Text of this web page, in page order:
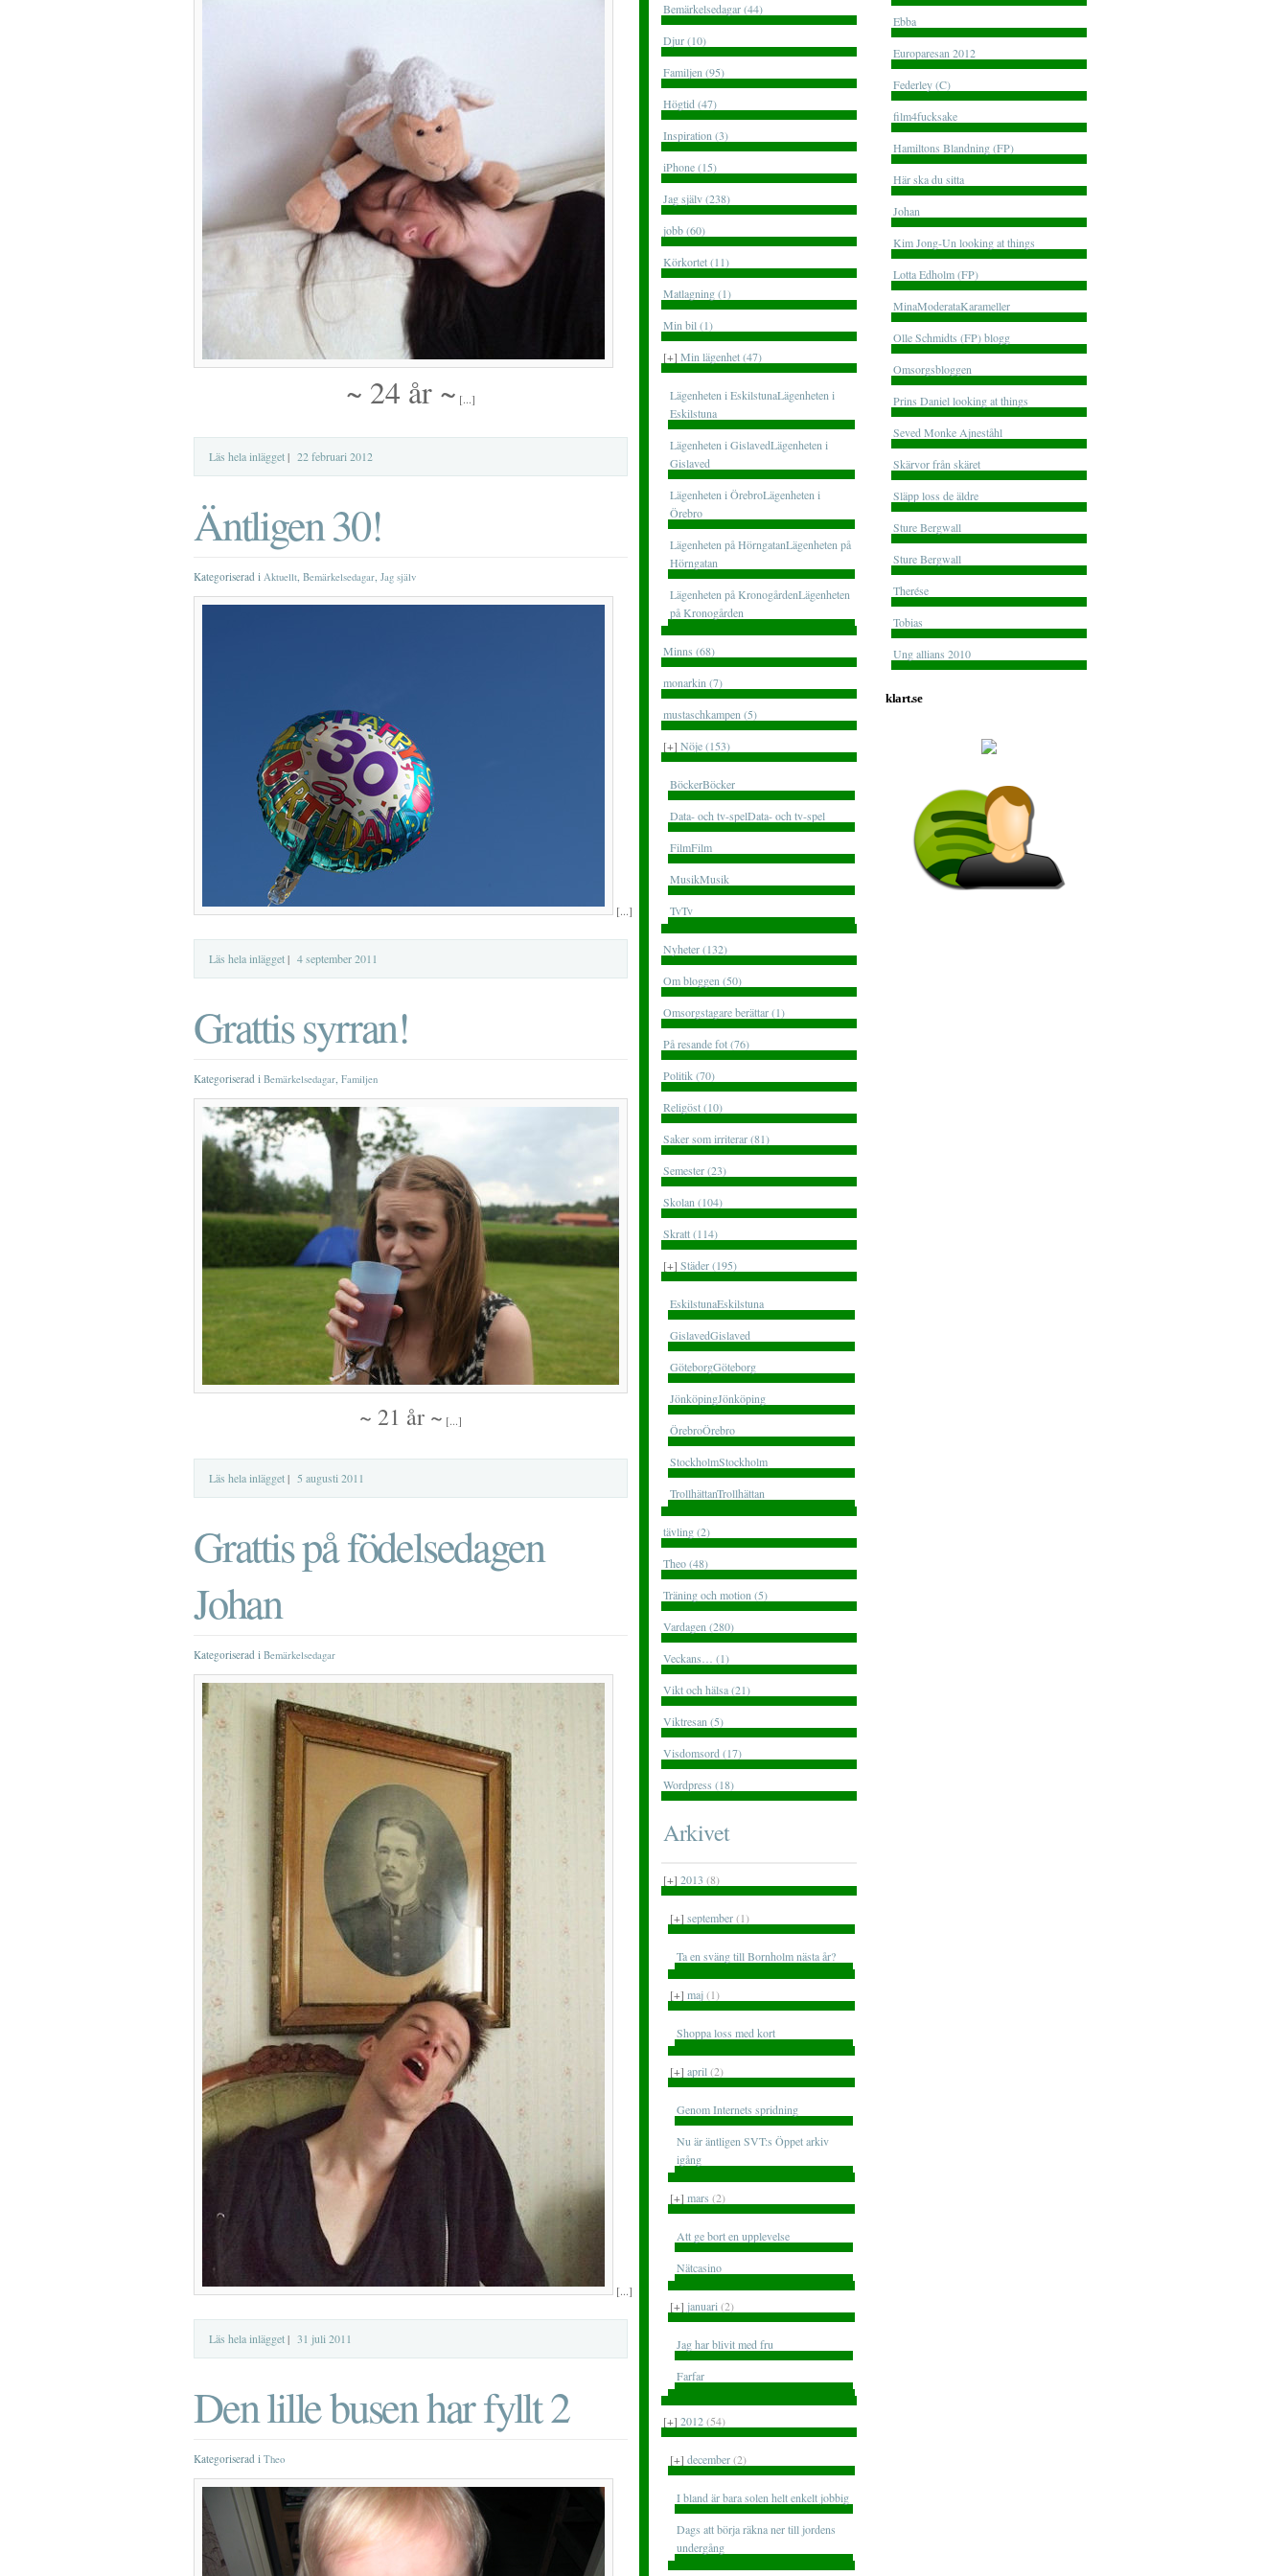
~ 24 år ~ [...]
Läs hela inlägget| 22 februari 2012
Äntligen 30!
Kategoriserad i Aktuellt, Bemärkelsedagar, Jag själv
[...]
Läs hela inlägget| 4 september 2011
Grattis syrran!
Kategoriserad i Bemärkelsedagar, Familjen
~ 21 år ~ [...]
Läs hela inlägget| 5 augusti 2011
Grattis på födelsedagen
Johan
Kategoriserad i Bemärkelsedagar
[...]
Läs hela inlägget| 31 juli 2011
Den lille busen har fyllt 2
Kategoriserad i Theo
Bemärkelsedagar (44)
Djur (10)
Familjen (95)
Högtid (47)
Inspiration (3)
iPhone (15)
Jag själv (238)
jobb (60)
Körkortet (11)
Matlagning (1)
Min bil (1)
[+] Min lägenhet (47)
Lägenheten i EskilstunaLägenheten i
Eskilstuna
Lägenheten i GislavedLägenheten i
Gislaved
Lägenheten i ÖrebroLägenheten i
Örebro
Lägenheten på HörngatanLägenheten på
Hörngatan
Lägenheten på KronogårdenLägenheten
på Kronogården
Minns (68)
monarkin (7)
mustaschkampen (5)
[+] Nöje (153)
BöckerBöcker
Data- och tv-spelData- och tv-spel
FilmFilm
MusikMusik
TvTv
Nyheter (132)
Om bloggen (50)
Omsorgstagare berättar (1)
På resande fot (76)
Politik (70)
Religöst (10)
Saker som irriterar (81)
Semester (23)
Skolan (104)
Skratt (114)
[+] Städer (195)
EskilstunaEskilstuna
GislavedGislaved
GöteborgGöteborg
JönköpingJönköping
ÖrebroÖrebro
StockholmStockholm
TrollhättanTrollhättan
tävling (2)
Theo (48)
Träning och motion (5)
Vardagen (280)
Veckans… (1)
Vikt och hälsa (21)
Viktresan (5)
Visdomsord (17)
Wordpress (18)
Arkivet
[+] 2013 (8)
[+] september(1)
Ta en sväng till Bornholm nästa år?
[+] maj(1)
Shoppa loss med kort
[+] april (2)
Genom Internets spridning
Nu är äntligen SVT:s Öppet arkiv
igång
[+] mars (2)
Att ge bort en upplevelse
Nätcasino
[+] januari (2)
Jag har blivit med fru
Farfar
[+] 2012(54)
[+] december(2)
I bland är bara solen helt enkelt jobbig
Dags att börja räkna ner till jordens
undergång
Ebba
Europaresan 2012
Federley (C)
film4fucksake
Hamiltons Blandning (FP)
Här ska du sitta
Johan
Kim Jong-Un looking at things
Lotta Edholm (FP)
MinaModerataKarameller
Olle Schmidts (FP) blogg
Omsorgsbloggen
Prins Daniel looking at things
Seved Monke Ajneståhl
Skärvor från skäret
Släpp loss de äldre
Sture Bergwall
Sture Bergwall
Therése
Tobias
Ung allians 2010
klart.se